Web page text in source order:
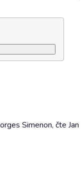
Simenon, čte Jan